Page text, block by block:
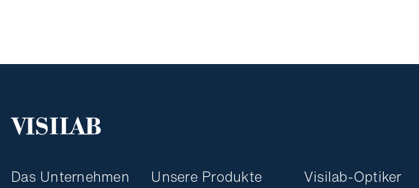
Das Unternehmen Unsere Produkte Visilab-Optiker